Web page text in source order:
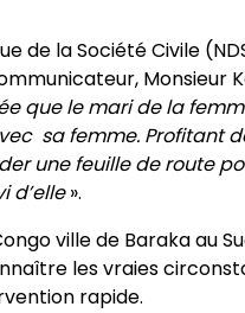
de la Société Civile
Monsieur
que le mari de la
sa femme. Profitant
une feuille de route
d’elle».
ville de Baraka au
les vraies
rapide.